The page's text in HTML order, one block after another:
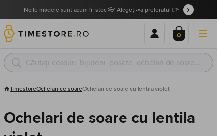
Noile modele sunt acum în stoc 👓 Alegeți-vă preferatul 👉
0
TimestoreOchelari de soareOchelari de soare cu lentila violet
Ochelari de soare cu lentila